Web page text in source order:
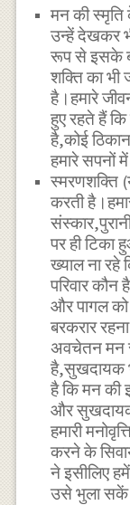
मन की
उन्हें देखकर
रूप से इसके
शक्ति का भी
है।हमारे
हुए रहते हैं
है,कोई
हमारे सपनों
स्मरणशक्ति
करती
पर ही टिका
ख्याल ना रहे
परिवार कौन
और पागल को
बरकरार
अवचेतन मन से
है,सुखदायक
है कि मन की
और सुखदायक
हमारी
करने के
ने इसीलिए
उसे भुला